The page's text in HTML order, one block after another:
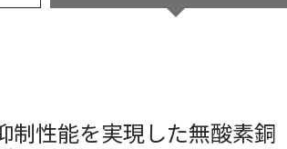
制性能を実現した無酸素銅